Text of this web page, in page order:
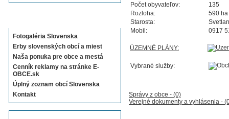
Fotogaléria Slovenska
Erby slovenských obcí a miest
Naša ponuka pre obce a mestá
Cenník reklamy na stránke E-
OBCE.sk
Úplný zoznam obcí Slovenska
Kontakt
Počet obyvateľov:
135
Rozloha:
590 ha
Starosta:
Mobil:
0917
ÚZEMNÉ PLÁNY:
Vybrané služby:
Správy z obce - (0)
Verejné dokumenty a vyhlásenia -